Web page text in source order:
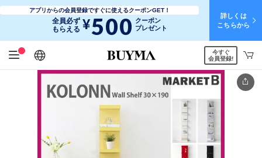
アプリからの会員登録ですぐに使えるクーポンGET！
全員必ず
もらえる ¥500 クーポン
プレゼント
詳しくは
こちらから
日本語
English
简体中文
繁體中文
今すぐ
会員登録!